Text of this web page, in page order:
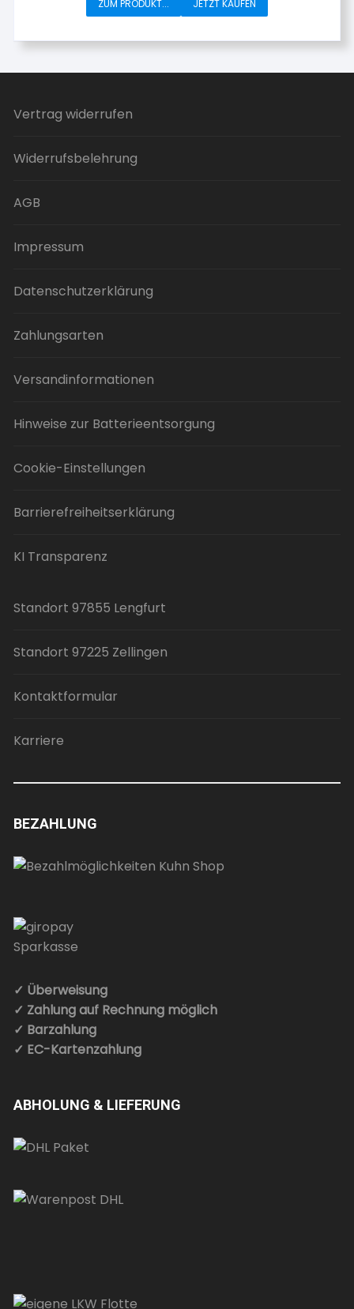
ZUM PRODUKT... JETZT KAUFEN
Vertrag widerrufen
Widerrufsbelehrung
AGB
Impressum
Datenschutzerklärung
Zahlungsarten
Versandinformationen
Hinweise zur Batterieentsorgung
Cookie-Einstellungen
Barrierefreiheitserklärung
KI Transparenz
Standort 97855 Lengfurt
Standort 97225 Zellingen
Kontaktformular
Karriere
BEZAHLUNG
✓ Überweisung
✓ Zahlung auf Rechnung möglich
✓ Barzahlung
✓ EC-Kartenzahlung
ABHOLUNG & LIEFERUNG